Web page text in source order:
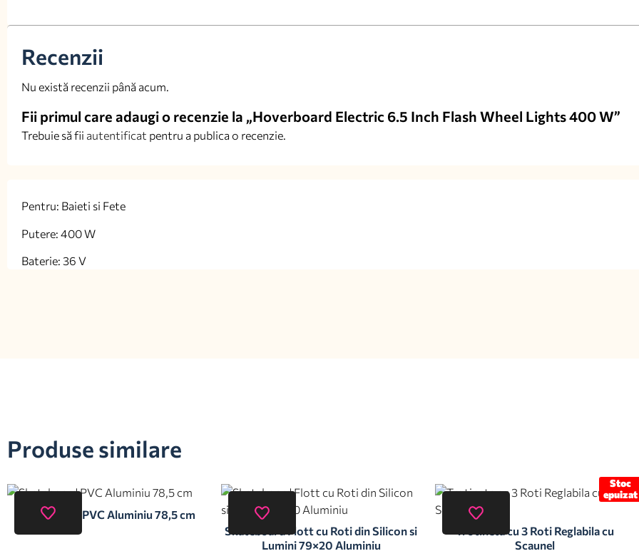
Recenzii
Nu există recenzii până acum.
Fii primul care adaugi o recenzie la „Hoverboard Electric 6.5 Inch Flash Wheel Lights 400 W”
Trebuie să fii autentificat pentru a publica o recenzie.
Pentru: Baieti si Fete
Putere: 400 W
Baterie: 36 V
Produse similare
Skateboard PVC Aluminiu 78,5 cm
Skateboard Flott cu Roti din Silicon si
Lumini 79×20 Aluminiu
Stoc
epuizat
Trotineta cu 3 Roti Reglabila cu
Scaunel